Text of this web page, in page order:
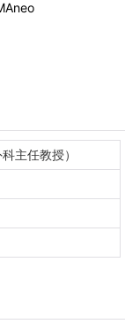
主任教授）